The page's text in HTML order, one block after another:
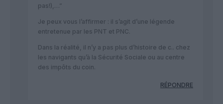
pas!),…”
Je peux vous l’affirmer : il s’agit d’une légende
entretenue par les PNT et PNC.
Dans la réalité, il n’y a pas plus d’histoire de c.. chez
les navigants qu’à la Sécurité Sociale ou au centre
des impôts du coin.
RÉPONDRE